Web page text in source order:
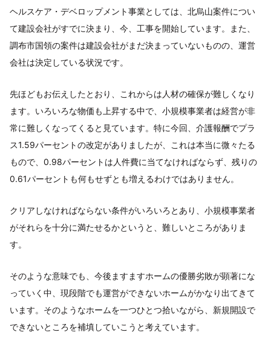
ヘルスケア・デベロップメント事業としては、北烏山案件につい
て建設会社がすでに決まり、今、工事を開始しています。また、
調布市国領の案件は建設会社がまだ決まっていないものの、運営
会社は決定している状況です。
先ほどもお伝えしたとおり、これからは人材の確保が難しくなり
ます。いろいろな物価も上昇する中で、小規模事業者は経営が非
常に難しくなってくると見ています。特に今回、介護報酬でプラ
ス1.59パーセントの改定がありましたが、これは本当に微々たる
もので、0.98パーセントは人件費に当てなければならず、残りの
0.61パーセントも何もせずとも増えるわけではありません。
クリアしなければならない条件がいろいろとあり、小規模事業者
がそれらを十分に満たせるかというと、難しいところがありま
す。
そのような意味でも、今後ますますホームの優勝劣敗が顕著にな
っていく中、現段階でも運営ができないホームがかなり出てきて
います。そのようなホームを一つひとつ拾いながら、新規開設で
できないところを補填していこうと考えています。